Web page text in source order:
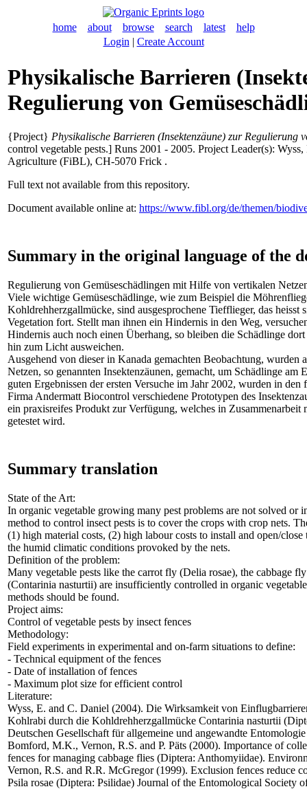
home about browse search latest
help
Login | Create Account
Physikalische Barrieren
Regulierung von
{Project} Physikalische Barrieren (Insektenzäune) zur Regulierung
control vegetable pests.] Runs 2001 - 2005. Project Leader(s): Wyss,
Agriculture (FiBL), CH-5070 Frick .
Full text not available from this repository.
Document available online at: https://www.fibl.org/de/themen/
Summary in the original language of the
Regulierung von Gemüseschädlingen mit Hilfe von vertikalen
Viele wichtige Gemüseschädlinge, wie zum Beispiel die
Kohldrehherzgallmücke, sind ausgesprochene Tiefflieger, das heisst
Vegetation fort. Stellt man ihnen ein Hindernis in den Weg,
Hindernis auch noch einen Überhang, so bleiben die Schädlinge
hin zum Licht ausweichen.
Ausgehend von dieser in Kanada gemachten Beobachtung, wurden
Netzen, so genannten Insektenzäunen, gemacht, um Schädlinge
guten Ergebnissen der ersten Versuche im Jahr 2002, wurden in
Firma Andermatt Biocontrol verschiedene Prototypen des
ein praxisreifes Produkt zur Verfügung, welches in Zusammenarbeit
getestet wird.
Summary translation
State of the Art:
In organic vegetable growing many pest problems are not solved or
method to control insect pests is to cover the crops with crop nets.
(1) high material costs, (2) high labour costs to install and open/
the humid climatic conditions provoked by the nets.
Definition of the problem:
Many vegetable pests like the carrot fly (Delia rosae), the cabbage
(Contarinia nasturtii) are insufficiently controlled in organic
methods should be found.
Project aims:
Control of vegetable pests by insect fences
Methodology:
Field experiments in experimental and on-farm situations to define:
- Technical equipment of the fences
- Date of installation of fences
- Maximum plot size for efficient control
Literature:
Wyss, E. and C. Daniel (2004). Die Wirksamkeit von
Kohlrabi durch die Kohldrehherzgallmücke Contarinia nasturtii
Deutschen Gesellschaft für allgemeine und angewandte
Bomford, M.K., Vernon, R.S. and P. Päts (2000). Importance of
fences for managing cabbage flies (Diptera: Anthomyiidae).
Vernon, R.S. and R.R. McGregor (1999). Exclusion fences reduce
Psila rosae (Diptera: Psilidae) Journal of the Entomological Society